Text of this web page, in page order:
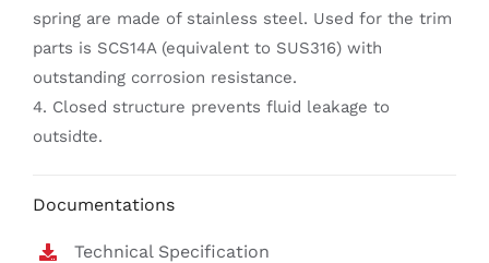
spring are made of stainless steel. Used for the trim
parts is SCS14A (equivalent to SUS316) with
outstanding corrosion resistance.
4. Closed structure prevents fluid leakage to
outsidte.
Documentations
Technical Specification